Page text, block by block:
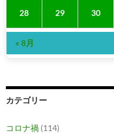
28 29 30
« 8月
カテゴリー
コロナ禍 (114)